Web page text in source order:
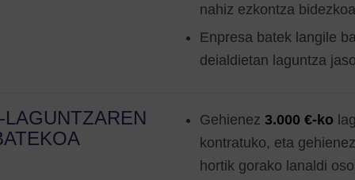
nahiz ezkontza
Enpresa batek langile
deialdietan laguntza
LAGUNTZAREN
Gehienez 3.000 €-ko
kontratuko, eta gehienez
hortik gorako lanaldi